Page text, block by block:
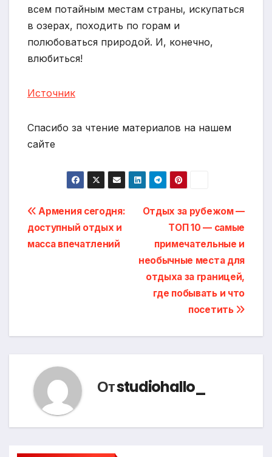
всем потайным местам страны, искупаться
в озерах, походить по горам и
полюбоваться природой. И, конечно,
влюбиться!
Источник
Спасибо за чтение материалов на нашем
сайте
Навигация
по
Отдых за рубежом —
ТОП 10 — самые
примечательные и
необычные места для
отдыха за границей,
где побывать и что
посетить
Армения сегодня:
доступный отдых и
масса впечатлений
Отstudiohallo_